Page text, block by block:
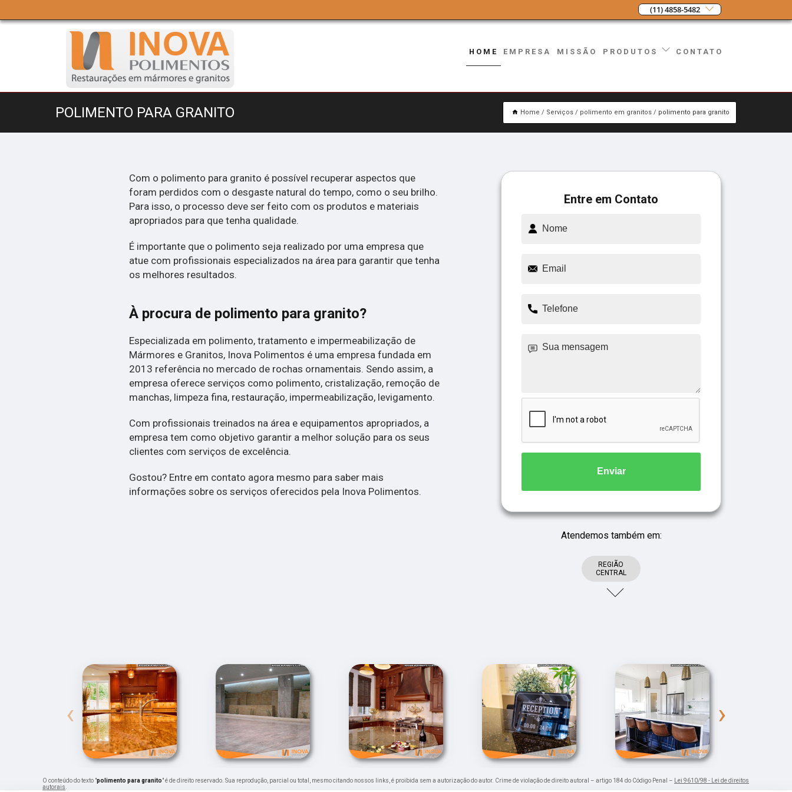
(11) 4858-5482
HOME EMPRESA MISSÃO PRODUTOS CONTATO
POLIMENTO PARA GRANITO Home Serviços polimento em granitos polimento para granito
Com o polimento para granito é possível recuperar aspectos que
foram perdidos com o desgaste natural do tempo, como o seu brilho.
Para isso, o processo deve ser feito com os produtos e materiais
apropriados para que tenha qualidade.
É importante que o polimento seja realizado por uma empresa que
atue com profissionais especializados na área para garantir que tenha
os melhores resultados.
À procura de polimento para granito?
Especializada em polimento, tratamento e impermeabilização de
Mármores e Granitos, Inova Polimentos é uma empresa fundada em
2013 referência no mercado de rochas ornamentais. Sendo assim, a
empresa oferece serviços como polimento, cristalização, remoção de
manchas, limpeza fina, restauração, impermeabilização, levigamento.
Com profissionais treinados na área e equipamentos apropriados, a
empresa tem como objetivo garantir a melhor solução para os seus
clientes com serviços de excelência.
Gostou? Entre em contato agora mesmo para saber mais
informações sobre os serviços oferecidos pela Inova Polimentos.
Entre em Contato
Enviar
Atendemos também em:
REGIÃO
CENTRAL
‹ ›
O conteúdo do texto "polimento para granito" é de direito reservado. Sua reprodução, parcial ou total, mesmo citando nossos links, é proibida sem a autorização do autor. Crime de violação de direito autoral – artigo 184 do Código Penal –
Lei 9610/98 - Lei de direitos
autorais